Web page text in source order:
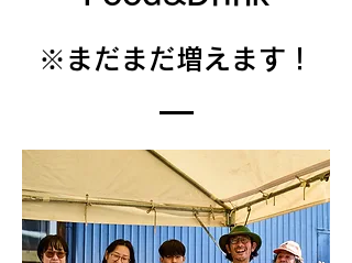
※まだまだ増えます！